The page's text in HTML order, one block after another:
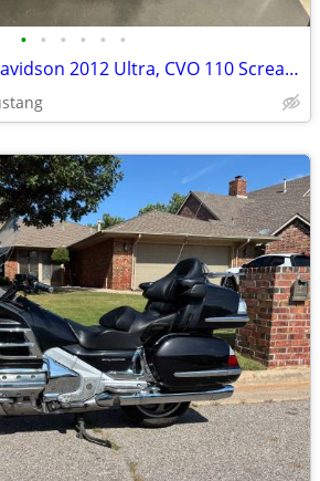
• • • • • •
REDUCED Harley Davidson 2012 Ultra, CVO 110 Screaming Eagle